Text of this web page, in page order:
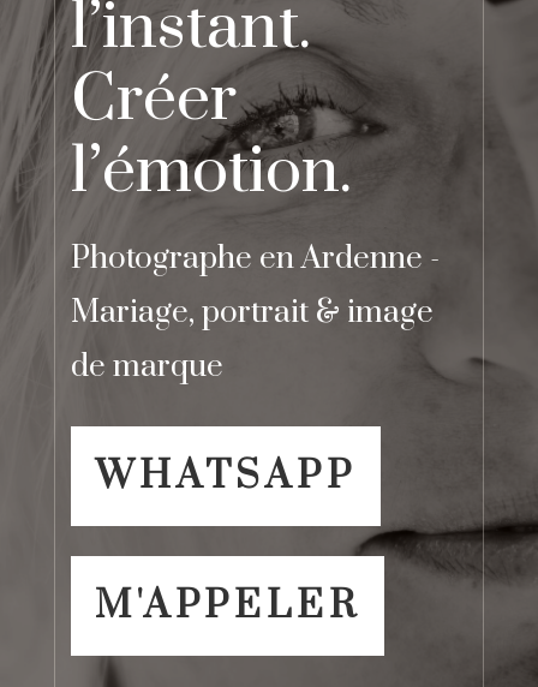
l’instant.
Créer
l’émotion.
Photographe en Ardenne -
Mariage, portrait & image
de marque
WHATSAPP
M'APPELER